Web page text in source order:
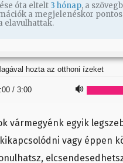
óta eltelt 3 hónap, a
a megjelenéskor
elavulhattak.
/ 3:00
hozta az otthoni ízeket
vármegyénk egyik
vagy éppen